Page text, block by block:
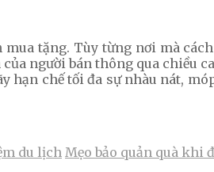
tặng. Tùy từng nơi mà
người bán thông qua chiều
hạn chế tối đa sự nhàu nát,
du lịch Mẹo bảo quản quà khi